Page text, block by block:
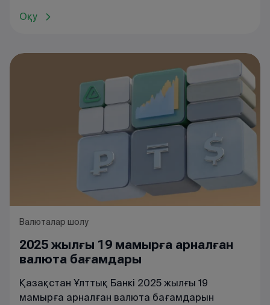
Оқу
Валюталар шолу
2025 жылғы 19 мамырға арналған
валюта бағамдары
Қазақстан Ұлттық Банкі 2025 жылғы 19
мамырға арналған валюта бағамдарын